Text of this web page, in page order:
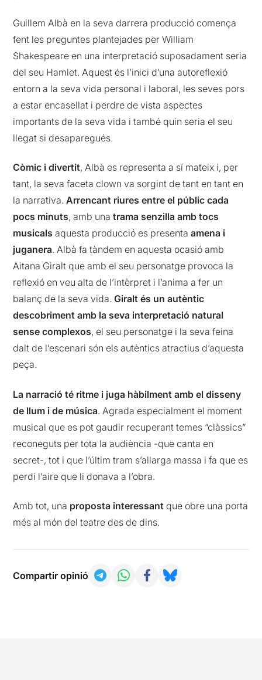
Guillem Albà en la seva darrera producció comença
fent les preguntes plantejades per William
Shakespeare en una interpretació suposadament seria
del seu Hamlet. Aquest és l’inici d’una autoreflexió
entorn a la seva vida personal i laboral, les seves pors
a estar encasellat i perdre de vista aspectes
importants de la seva vida i també quin seria el seu
llegat si desaparegués.
Còmic i divertit, Albà es representa a sí mateix i, per
tant, la seva faceta clown va sorgint de tant en tant en
la narrativa.Arrencant riures entre el públic cada
pocs minuts, amb unatrama senzilla amb tocs
musicals aquesta producció es presentaamena i
juganera. Albà fa tàndem en aquesta ocasió amb
Aitana Giralt que amb el seu personatge provoca la
reflexió en veu alta de l’intèrpret i l’anima a fer un
balanç de la seva vida.Giralt és un autèntic
descobriment amb la seva interpretació natural
sense complexos, el seu personatge i la seva feina
dalt de l’escenari són els autèntics atractius d’aquesta
peça.
La narració té ritme i juga hàbilment amb el disseny
de llum i de música. Agrada especialment el moment
musical que es pot gaudir recuperant temes “clàssics”
reconeguts per tota la audiència -que canta en
secret-, tot i que l’últim tram s’allarga massa i fa que es
perdi l’aire que li donava a l’obra.
Amb tot, una proposta interessant que obre una porta
més al món del teatre des de dins.
Compartir opinió